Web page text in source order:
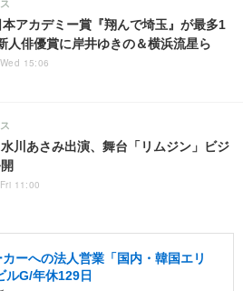
アカデミー賞『翔んで埼玉』が最多1
人俳優賞に岸井ゆきの＆横浜流星ら
15:06
川あさみ出演、舞台「リムジン」ビジ
11:00
カーへの法人営業「国内・韓国エリ
ルG/年休129日